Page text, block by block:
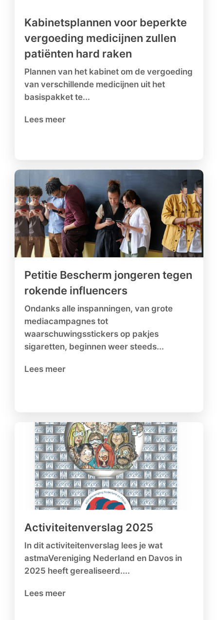
Kabinetsplannen voor beperkte
vergoeding medicijnen zullen
patiënten hard raken
Plannen van het kabinet om de vergoeding
van verschillende medicijnen uit het
basispakket te...
Lees meer
Petitie Bescherm jongeren tegen
rokende influencers
Ondanks alle inspanningen, van grote
mediacampagnes tot
waarschuwingsstickers op pakjes
sigaretten, beginnen weer steeds...
Lees meer
Activiteitenverslag 2025
In dit activiteitenverslag lees je wat
astmaVereniging Nederland en Davos in
2025 heeft gerealiseerd....
Lees meer